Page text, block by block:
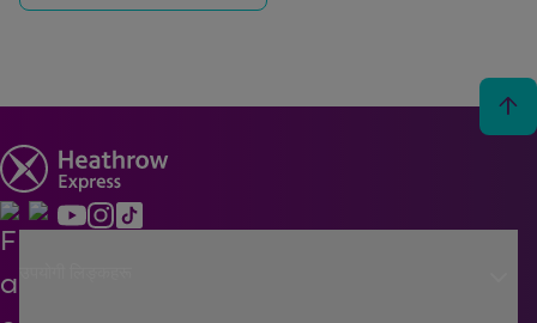
arrow_upward